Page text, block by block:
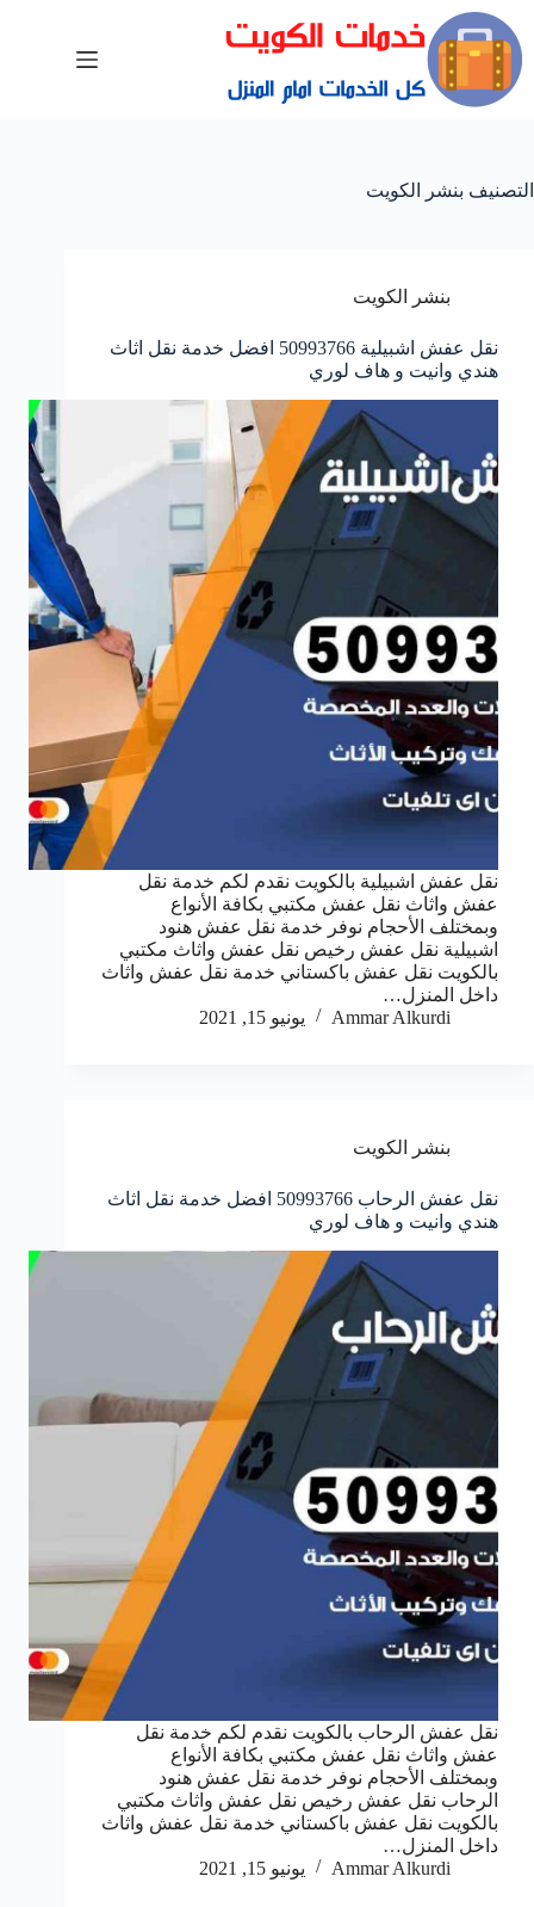
التصنيف بنشر الكويت
بنشر الكويت
نقل عفش اشبيلية 50993766 افضل خدمة نقل اثاث
هندي وانيت و هاف لوري
نقل عفش اشبيلية بالكويت نقدم لكم خدمة نقل
عفش واثاث نقل عفش مكتبي بكافة الأنواع
وبمختلف الأحجام نوفر خدمة نقل عفش هنود
اشبيلية نقل عفش رخيص نقل عفش واثاث مكتبي
بالكويت نقل عفش باكستاني خدمة نقل عفش واثاث
داخل المنزل…
Ammar Alkurdi
يونيو 15, 2021
بنشر الكويت
نقل عفش الرحاب 50993766 افضل خدمة نقل اثاث
هندي وانيت و هاف لوري
نقل عفش الرحاب بالكويت نقدم لكم خدمة نقل
عفش واثاث نقل عفش مكتبي بكافة الأنواع
وبمختلف الأحجام نوفر خدمة نقل عفش هنود
الرحاب نقل عفش رخيص نقل عفش واثاث مكتبي
بالكويت نقل عفش باكستاني خدمة نقل عفش واثاث
داخل المنزل…
Ammar Alkurdi
يونيو 15, 2021